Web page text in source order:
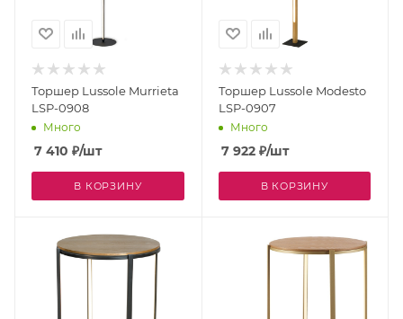
Торшер Lussole Murrieta
LSP-0908
Много
7 410 ₽/шт
В КОРЗИНУ
Торшер Lussole Modesto
LSP-0907
Много
7 922₽/шт
В КОРЗИНУ